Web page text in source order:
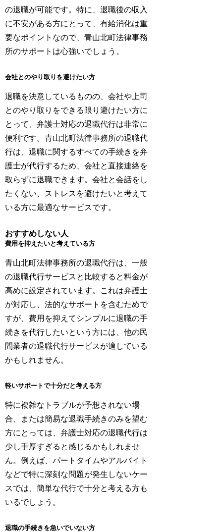
の退職が可能です。特に、退職後の収入
に不安がある方にとって、有給消化は重
要なポイントなので、青山北町法律事務
所のサポートは心強いでしょう。
会社とのやり取りを避けたい方
退職を決意しているものの、会社や上司
とのやり取りをできる限り避けたい方に
とって、弁護士対応の退職代行は非常に
便利です。青山北町法律事務所の退職代
行は、退職に関するすべての手続きを弁
護士が代行するため、会社と直接連絡を
取らずに退職できます。会社と会話をし
たくない、ストレスを避けたいと考えて
いる方に最適なサービスです。
おすすめしない人
費用を抑えたいと考えている方
青山北町法律事務所の退職代行は、一般
の退職代行サービスと比較すると料金が
高めに設定されています。これは弁護士
が対応し、法的なサポートを含むためで
すが、費用を抑えてシンプルに退職の手
続きを代行したいという方には、他の民
間業者の退職代行サービスが適している
かもしれません。
軽いサポートで十分だと考える方
特に複雑なトラブルが予想されない場
合、または簡易な退職手続きのみを望む
方にとっては、弁護士対応の退職代行は
少し手厚すぎると感じるかもしれませ
ん。例えば、パートタイムやアルバイト
などで特に深刻な問題が発生しないケー
スでは、簡単な代行で十分と考える方も
いるでしょう。
退職の手続きを急いでいない方